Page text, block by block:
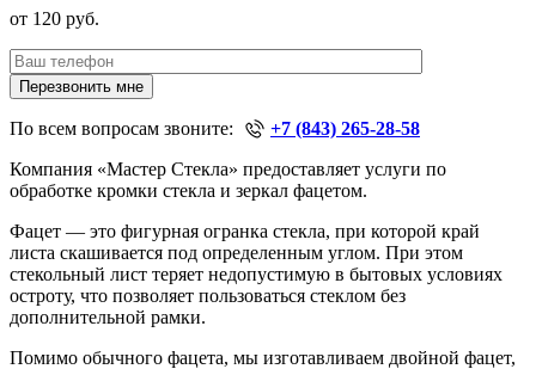
от 120 руб.
Перезвонить мне
По всем вопросам звоните:
+7 (843) 265-28-58
Компания «Мастер Стекла» предоставляет услуги по
обработке кромки стекла и зеркал фацетом.
Фацет — это фигурная огранка стекла, при которой край
листа скашивается под определенным углом. При этом
стекольный лист теряет недопустимую в бытовых условиях
остроту, что позволяет пользоваться стеклом без
дополнительной рамки.
Помимо обычного фацета, мы изготавливаем двойной фацет,